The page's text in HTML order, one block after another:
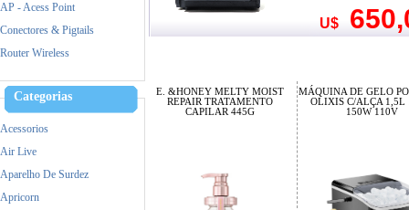
Nokia
Raspberry
Samsung
Satellite
TP-Link
Ubiquiti
AP - Acess Point
Conectores & Pigtails
Router Wireless
Categorias
Acessorios
Air Live
Aparelho De Surdez
Apricorn
U$
E. &HONEY MELTY MOIST
REPAIR TRATAMENTO
CAPILAR 445G
MÁQUINA DE GELO
OLIXIS C/ALÇA 1,5L
150W 110V